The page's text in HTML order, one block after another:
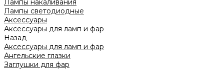
Лампы накаливания
Лампы светодиодные
Аксессуары
Аксессуары для ламп и фар
Назад
Аксессуары для ламп и фар
Ангельские глазки
Заглушки для фар